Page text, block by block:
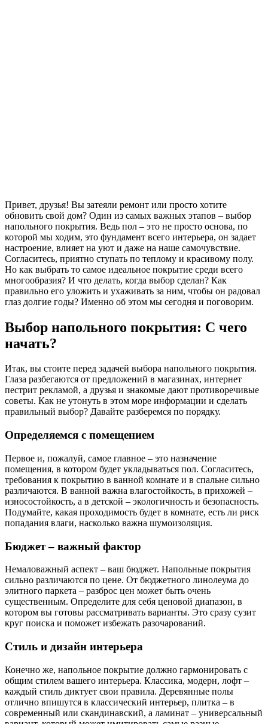
Привет, друзья! Вы затеяли ремонт или просто хотите
обновить свой дом? Один из самых важных этапов – выбор
напольного покрытия. Ведь пол – это не просто основа, по
которой мы ходим, это фундамент всего интерьера, он задает
настроение, влияет на уют и даже на наше самочувствие.
Согласитесь, приятно ступать по теплому и красивому полу.
Но как выбрать то самое идеальное покрытие среди всего
многообразия? И что делать, когда выбор сделан? Как
правильно его уложить и ухаживать за ним, чтобы он радовал
глаз долгие годы? Именно об этом мы сегодня и поговорим.
Выбор напольного покрытия: С чего
начать?
Итак, вы стоите перед задачей выбора напольного покрытия.
Глаза разбегаются от предложений в магазинах, интернет
пестрит рекламой, а друзья и знакомые дают противоречивые
советы. Как не утонуть в этом море информации и сделать
правильный выбор? Давайте разберемся по порядку.
Определяемся с помещением
Первое и, пожалуй, самое главное – это назначение
помещения, в котором будет укладываться пол. Согласитесь,
требования к покрытию в ванной комнате и в спальне сильно
различаются. В ванной важна влагостойкость, в прихожей –
износостойкость, а в детской – экологичность и безопасность.
Подумайте, какая проходимость будет в комнате, есть ли риск
попадания влаги, насколько важна шумоизоляция.
Бюджет – важный фактор
Немаловажный аспект – ваш бюджет. Напольные покрытия
сильно различаются по цене. От бюджетного линолеума до
элитного паркета – разброс цен может быть очень
существенным. Определите для себя ценовой диапазон, в
котором вы готовы рассматривать варианты. Это сразу сузит
круг поиска и поможет избежать разочарований.
Стиль и дизайн интерьера
Конечно же, напольное покрытие должно гармонировать с
общим стилем вашего интерьера. Классика, модерн, лофт –
каждый стиль диктует свои правила. Деревянные полы
отлично впишутся в классический интерьер, плитка – в
современный или скандинавский, а ламинат – универсальный